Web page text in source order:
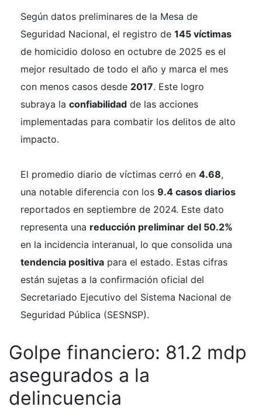
Según datos preliminares de la Mesa de
Seguridad Nacional, el registro de 145 víctimas
de homicidio doloso en octubre de 2025 es el
mejor resultado de todo el año y marca el mes
con menos casos desde 2017. Este logro
subraya la confiabilidad de las acciones
implementadas para combatir los delitos de alto
impacto.
El promedio diario de víctimas cerró en 4.68,
una notable diferencia con los 9.4 casos diarios
reportados en septiembre de 2024. Este dato
representa una reducción preliminar del 50.2%
en la incidencia interanual, lo que consolida una
tendencia positiva para el estado. Estas cifras
están sujetas a la confirmación oficial del
Secretariado Ejecutivo del Sistema Nacional de
Seguridad Pública (SESNSP).
Golpe financiero: 81.2 mdp
asegurados a la
delincuencia